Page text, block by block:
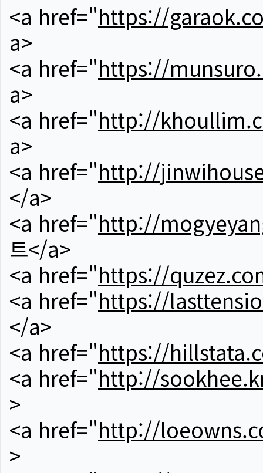
<a href="https://
a>
<a href="https://
a>
<a href="http://
a>
<a href="http://
</a>
<a href="http://
트</a>
<a href="https://
<a href="https://
</a>
<a href="https://
<a href="http://
>
<a href="http://
>